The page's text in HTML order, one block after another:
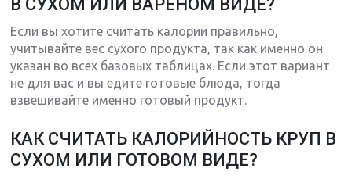
В СУХОМ ИЛИ ВАРЕНОМ ВИДЕ?
Если вы хотите считать калории правильно,
учитывайте вес сухого продукта, так как именно он
указан во всех базовых таблицах. Если этот вариант
не для вас и вы едите готовые блюда, тогда
взвешивайте именно готовый продукт.
КАК СЧИТАТЬ КАЛОРИЙНОСТЬ КРУП В
СУХОМ ИЛИ ГОТОВОМ ВИДЕ?